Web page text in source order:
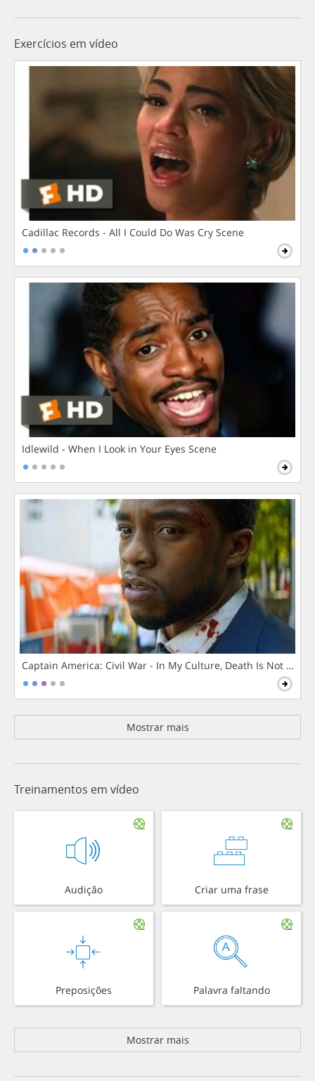
Exercícios em vídeo
Cadillac Records - All I Could Do Was Cry Scene
Idlewild - When I Look in Your Eyes Scene
Captain America: Civil War - In My Culture, Death Is Not The
Mostrar mais
Treinamentos em vídeo
Audição Criar uma frase
Preposições Palavra faltando
Mostrar mais